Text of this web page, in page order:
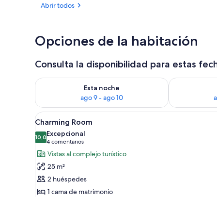
Abrir todos
Opciones de la habitación
Consulta la disponibilidad para estas
Esta noche
ago 9 - ago 10
Consulta la disponibilidad para esta noche, ago 9 -
Consulta la
Abrir
todas
las
fotos
de
Charming
Room
Un dormitorio espacioso con
7
Charming Room
10,010,0 de 10
Excepcional
4 comentarios
(4 comentarios)
Vistas al complejo turístico
25 m²
2 huéspedes
1 cama de matrimonio